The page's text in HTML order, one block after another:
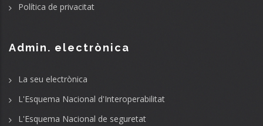
Política de privacitat
Admin. electrònica
La seu electrònica
L'Esquema Nacional d'Interoperabilitat
L'Esquema Nacional de seguretat